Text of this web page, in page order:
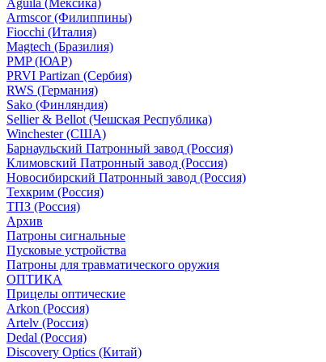
Aguila (Мексика)
Armscor (Филиппины)
Fiocchi (Италия)
Magtech (Бразилия)
PMP (ЮАР)
PRVI Partizan (Сербия)
RWS (Германия)
Sako (Финляндия)
Sellier & Bellot (Чешская Республика)
Winchester (США)
Барнаульский Патронный завод (Россия)
Климовский Патронный завод (Россия)
Новосибирский Патронный завод (Россия)
Техкрим (Россия)
ТПЗ (Россия)
Архив
Патроны сигнальные
Пусковые устройства
Патроны для травматического оружия
ОПТИКА
Прицелы оптические
Arkon (Россия)
Artelv (Россия)
Dedal (Россия)
Discovery Optics (Китай)